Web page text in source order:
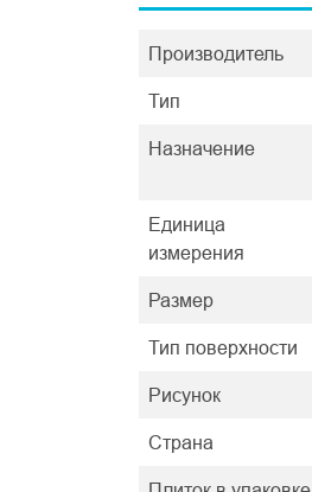
Производитель
Тип
Назначение
Единица
измерения
Размер
Тип поверхности
Рисунок
Страна